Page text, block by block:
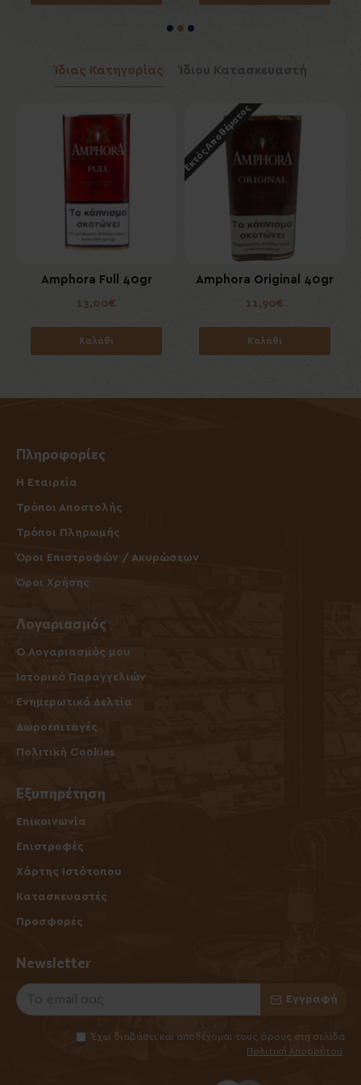
Ίδιας Κατηγορίας Ίδιου Κατασκευαστή
Amphora Full 40gr
13,00€
Καλάθι
Εκτός Αποθέματος
Amphora Original 40gr
11,90€
Καλάθι
Πληροφορίες
Η Εταιρεία
Τρόποι Αποστολής
Τρόποι Πληρωμής
Όροι Επιστροφών / Ακυρώσεων
Όροι Χρήσης
Λογαριασμός
O Λογαριασμός μου
Ιστορικό Παραγγελιών
Ενημερωτικά Δελτία
Δωροεπιταγές
Πολιτική Cookies
Εξυπηρέτηση
Επικοινωνία
Επιστροφές
Χάρτης Ιστότοπου
Κατασκευαστές
Προσφορές
Newsletter
Εγγραφή
Έχω διαβάσει και αποδέχομαι τους όρους στη σελίδα
Πολιτική Απορρήτου